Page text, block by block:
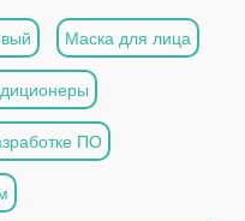
Маска для лица
ПО